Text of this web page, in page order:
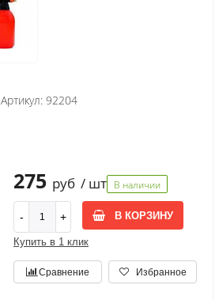
Артикул: 92204
275 руб / шт В наличии
В КОРЗИНУ
Купить в 1 клик
Сравнение Избранное